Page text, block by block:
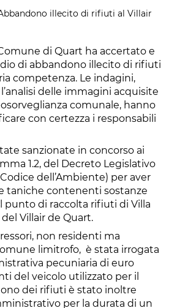
illecito di rifiuti al Villair
di Quart ha accertato e
di abbandono illecito di rifiuti
competenza. Le indagini,
delle immagini acquisite
comunale, hanno
con certezza i responsabili
sanzionate in concorso ai
1.2, del Decreto Legislativo
dell’Ambiente) per aver
taniche contenenti sostanze
punto di raccolta rifiuti di Villa
Villair de Quart.
non residenti ma
limitrofo, è stata irrogata
pecuniaria di euro
del veicolo utilizzato per il
dei rifiuti è stato inoltre
per la durata di un